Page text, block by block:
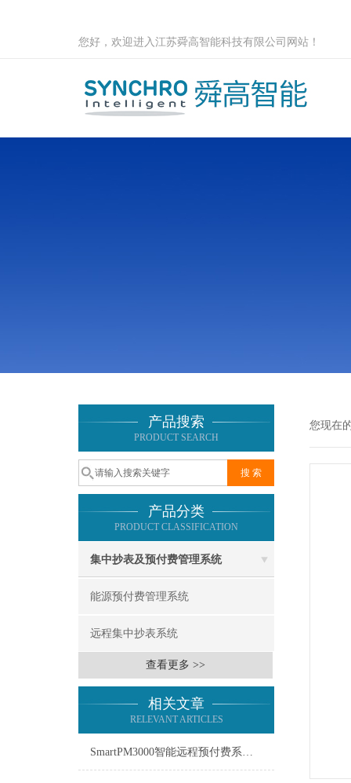
您好，欢迎进入江苏舜高智能科技有限公司网站！
产品搜索
PRODUCT SEARCH
产品分类
PRODUCT CLASSIFICATION
集中抄表及预付费管理系统
能源预付费管理系统
远程集中抄表系统
查看更多 >>
相关文章
RELEVANT ARTICLES
SmartPM3000智能远程预付费系统在能源管理领域中发挥着重要作用
您现在